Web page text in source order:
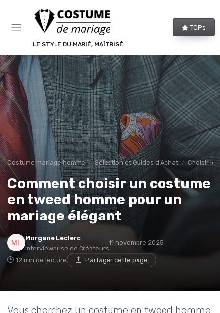
LE STYLE DU MARIÉ, MAÎTRISÉ.
TOPs
Costume mariage homme Sélection et Guides d'Achat Choisir le
Comment choisir un costume
en tweed homme pour un
mariage élégant
Morgane Leclerc
Intervieweuse de Créateurs
11 novembre 2025
12 min de lecture Partager cette page
Vous cherchez un costume en tweed homme